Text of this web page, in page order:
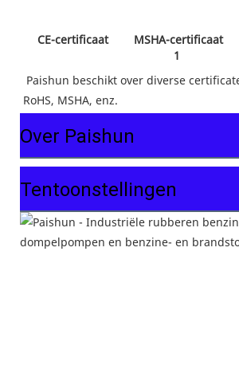
CE-certificaat
1
Paishun beschikt over diverse
RoHS, MSHA, enz.
Over Paishun
Tentoonstellingen